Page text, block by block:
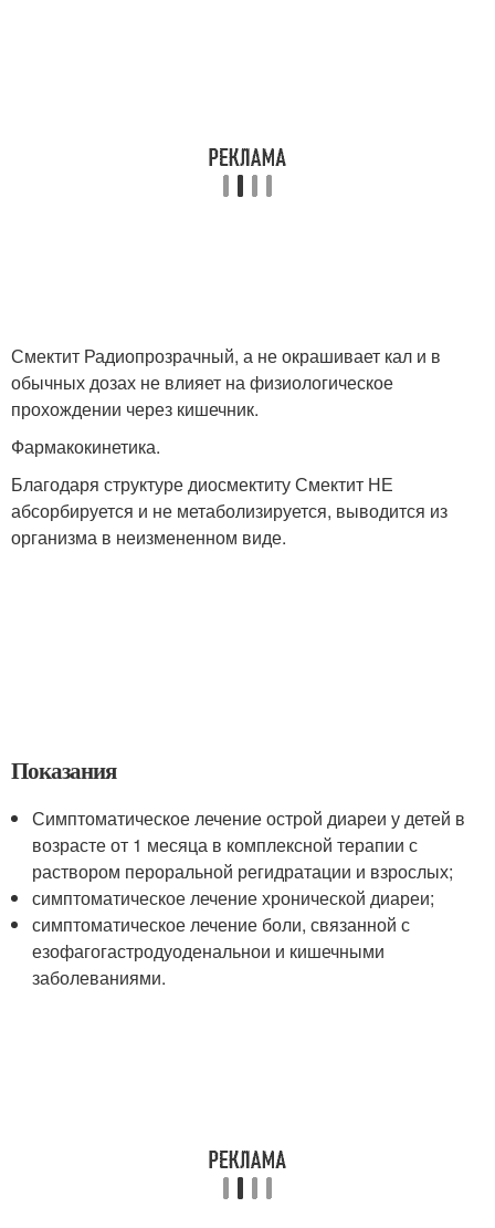
Смектит Радиопрозрачный, а не окрашивает кал и в
обычных дозах не влияет на физиологическое
прохождении через кишечник.
Фармакокинетика.
Благодаря структуре диосмектиту Смектит НЕ
абсорбируется и не метаболизируется, выводится из
организма в неизмененном виде.
Показания
Симптоматическое лечение острой диареи у детей в
возрасте от 1 месяца в комплексной терапии с
раствором пероральной регидратации и взрослых;
симптоматическое лечение хронической диареи;
симптоматическое лечение боли, связанной с
езофагогастродуоденальнои и кишечными
заболеваниями.